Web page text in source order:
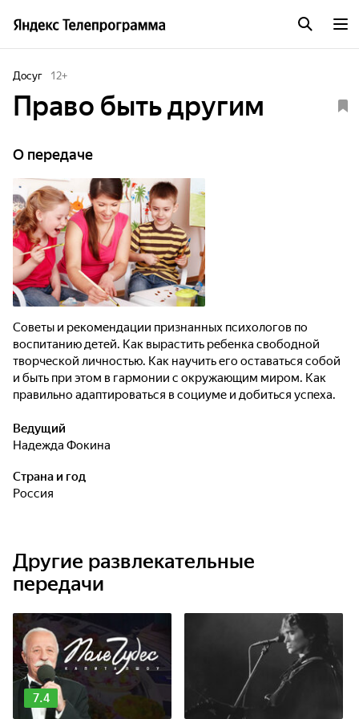
Досуг 12+
Право быть другим
О передаче
Советы и рекомендации признанных психологов по
воспитанию детей. Как вырастить ребенка свободной
творческой личностью. Как научить его оставаться собой
и быть при этом в гармонии с окружающим миром. Как
правильно адаптироваться в социуме и добиться успеха.
Ведущий
Надежда Фокина
Страна и год
Россия
Другие развлекательные
передачи
7.4